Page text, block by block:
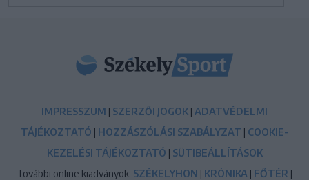
IMPRESSZUM | SZERZŐI JOGOK | ADATVÉDELMI
TÁJÉKOZTATÓ | HOZZÁSZÓLÁSI SZABÁLYZAT | COOKIE-
KEZELÉSI TÁJÉKOZTATÓ | SÜTIBEÁLLÍTÁSOK
További online kiadványok: SZÉKELYHON | KRÓNIKA | FŐTÉR |